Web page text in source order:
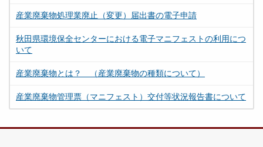
産業廃棄物処理業廃止（変更）届出書の電子申請
秋田県環境保全センターにおける電子マニフェストの利用につ
いて
産業廃棄物とは？ （産業廃棄物の種類について）
産業廃棄物管理票（マニフェスト）交付等状況報告書について